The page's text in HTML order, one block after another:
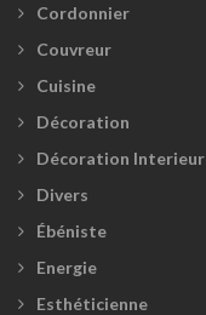
Cordonnier
Couvreur
Cuisine
Décoration
Décoration Interieur
Divers
Ébéniste
Energie
Esthéticienne